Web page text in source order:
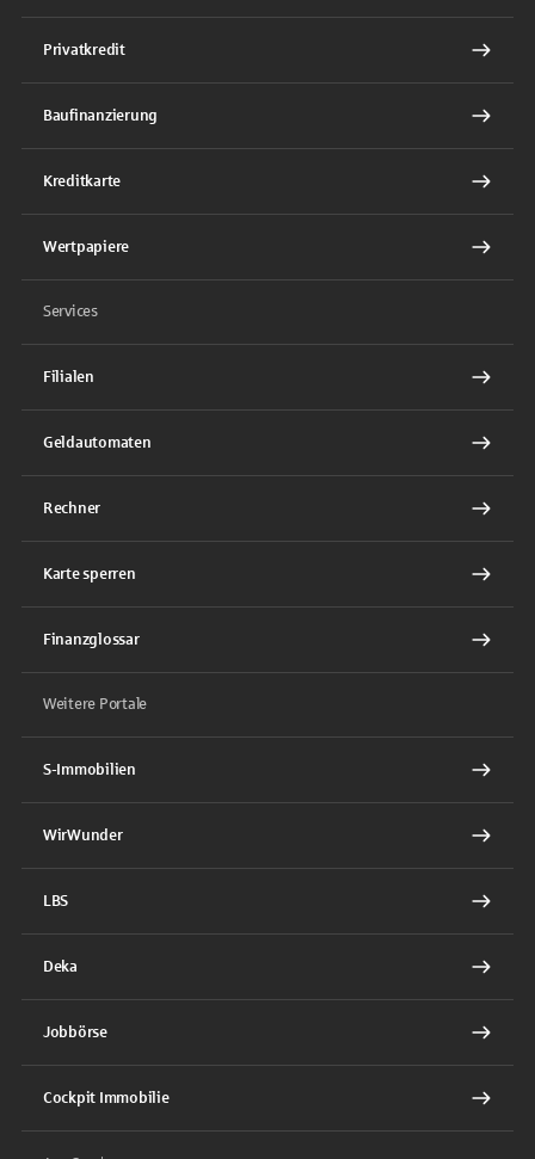
Privatkredit
Baufinanzierung
Kreditkarte
Wertpapiere
Services
Filialen
Geldautomaten
Rechner
Karte sperren
Finanzglossar
Weitere Portale
S-Immobilien
WirWunder
LBS
Deka
Jobbörse
Cockpit Immobilie